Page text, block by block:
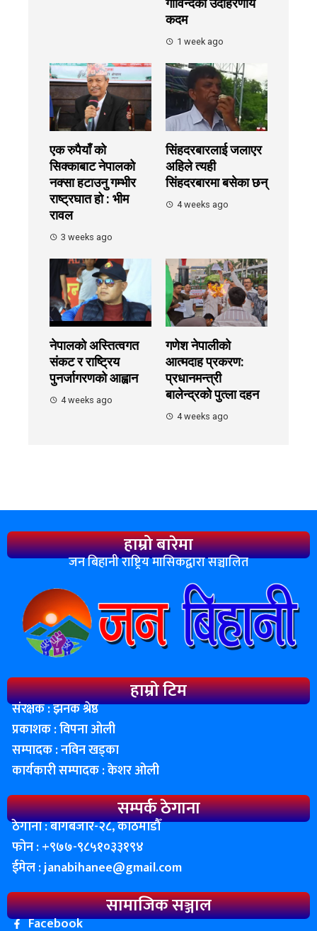
गोविन्दको उदाहरणीय
कदम
1 week ago
एक रुपैयाँ को
सिक्काबाट नेपालको
नक्सा हटाउनु गम्भीर
राष्ट्रघात हो : भीम
रावल
3 weeks ago
सिंहदरबारलाई जलाएर
अहिले त्यही
सिंहदरबारमा बसेका छन्
4 weeks ago
नेपालको अस्तित्वगत
संकट र राष्ट्रिय
पुनर्जागरणको आह्वान
4 weeks ago
गणेश नेपालीको
आत्मदाह प्रकरण:
प्रधानमन्त्री
बालेन्द्रको पुत्ला दहन
4 weeks ago
हाम्रो बारेमा
जन बिहानी राष्ट्रिय मासिकद्वारा सञ्चालित
हाम्रो टिम
संरक्षक : झनक श्रेष्ठ
प्रकाशक : विपना ओली
सम्पादक : नविन खड्का
कार्यकारी सम्पादक : केशर ओली
सम्पर्क ठेगाना
ठेगाना : बागबजार-२८, काठमाडाैँ
फोन : ‌+९७७-९८५१०३३१९४
ईमेल :janabihanee@gmail.com
सामाजिक सञ्जाल
Facebook